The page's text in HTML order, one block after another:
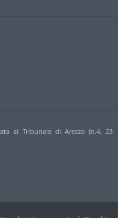
al Tribunale di Arezzo (n.4, 23